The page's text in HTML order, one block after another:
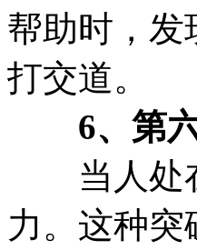
帮助时，发
打交道。
6、第六
当人处在
力。这种